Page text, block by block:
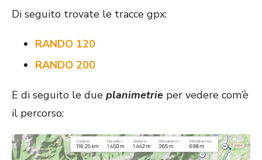
Di seguito trovate le tracce gpx:
RANDO 120
RANDO 200
E di seguito le due planimetrie per vedere com’è
il percorso: